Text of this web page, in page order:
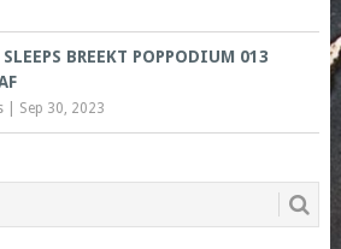
BREEKT POPPODIUM 013
| Sep 30, 2023